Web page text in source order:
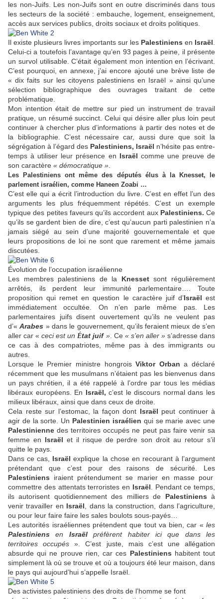
les non-Juifs. Les non-Juifs sont en outre discriminés dans tous
les secteurs de la société : embauche, logement, enseignement,
accès aux services publics, droits sociaux et droits politiques.
Il existe plusieurs livres importants sur les Palestiniens en Israël
Celui-ci a toutefois l’avantage qu’en 93 pages à peine, il présente
un survol utilisable. C’était également mon intention en l’écrivant.
C’est pourquoi, en annexe, j’ai encore ajouté une brève liste de
« dix faits sur les citoyens palestiniens en Israël » ainsi qu’une
sélection bibliographique des ouvrages traitant de cette
problématique.
Mon intention était de mettre sur pied un instrument de travail
pratique, un résumé succinct. Celui qui désire aller plus loin peut
continuer à chercher plus d’informations à partir des notes et de
la bibliographie. C’est nécessaire car, aussi dure que soit la
ségrégation à l’égard des Palestiniens, Israël n’hésite pas entre-
temps à utiliser leur présence en Israël comme une preuve de
son caractère « démocratique »
Les Palestiniens ont même des députés élus à la Knesset, le
parlement israélien, comme Haneen Zoabi …
C’est elle qui a écrit l’introduction du livre. C’est en effet l’un des
arguments les plus fréquemment répétés. C’est un exemple
typique des petites faveurs qu’ils accordent auxPalestiniens. Ce
qu’ils se gardent bien de dire, c’est qu’aucun parti palestinien n’a
jamais siégé au sein d’une majorité gouvernementale et que
leurs propositions de loi ne sont que rarement et même jamais
discutées.
Évolution de l’occupation israélienne
Les membres palestiniens de la Knessetsont régulièrement
arrêtés, ils perdent leur immunité parlementaire…. Toute
proposition qui remet en question le caractère juif d’Israël est
immédiatement occultée. On n’en parle même pas. Les
parlementaires juifs disent ouvertement qu’ils ne veulent pas
d’« Arabes » dans le gouvernement, qu’ils feraient mieux de s’en
aller car « ceci est un État juif». Ce « s’en aller »s’adresse dans
ce cas à des compatriotes, même pas à des immigrants ou
autres.
Lorsque le Premier ministre hongroisViktor Orban a déclaré
récemment que les musulmans n’étaient pas les bienvenus dans
un pays chrétien, il a été rappelé à l’ordre par tous les médias
libéraux européens. En Israël, c’est le discours normal dans les
milieux libéraux, ainsi que dans ceux de droite.
Cela reste sur l’estomac, la façon dont Israël peut continuer à
agir de la sorte. Un Palestinien israélien qui se marie avec une
Palestinienne des territoires occupés ne peut pas faire venir sa
femme en Israël et il risque de perdre son droit au retour s’il
quitte le pays.
Dans ce cas,
Israël explique la chose en recourant à l’argument
prétendant que c’est pour des raisons de sécurité. Les
Palestiniens iraient prétendument se marier en masse pour
commettre des attentats terroristes en Israël . Pendant ce temps,
ils autorisent quotidiennement des milliers de Palestiniens à
venir travailler en Israël , dans la construction, dans l’agriculture,
ou pour leur faire faire les sales boulots sous-payés…
Les autorités israéliennes prétendent que tout va bien, car « les
Palestiniens en Israëlpréfèrent habiter ici que dans les
territoires occupés». C’est juste, mais c’est une allégation
absurde qui ne prouve rien, car ces Palestiniens habitent tout
simplement là où se trouve et où a toujours été leur maison, dans
le pays qui aujourd’hui s’appelle Israël.
Des activistes palestiniens des droits de l’homme se font